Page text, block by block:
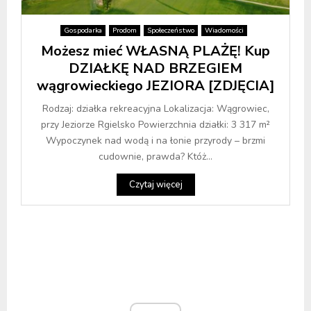
Gospodarka Prodom Społeczeństwo Wiadomości
Możesz mieć WŁASNĄ PLAŻĘ! Kup
DZIAŁKĘ NAD BRZEGIEM
wągrowieckiego JEZIORA [ZDJĘCIA]
Rodzaj: działka rekreacyjna Lokalizacja: Wągrowiec,
przy Jeziorze Rgielsko Powierzchnia działki: 3 317 m²
Wypoczynek nad wodą i na łonie przyrody – brzmi
cudownie, prawda? Któż...
Czytaj więcej